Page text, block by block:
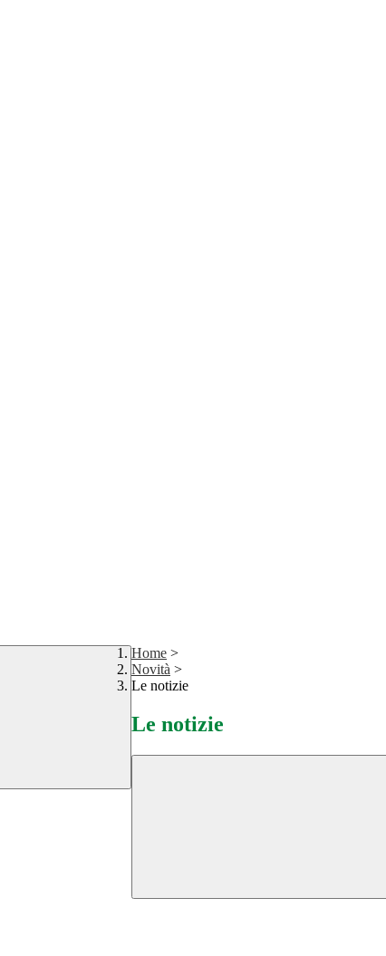
Home >
Novità >
Le notizie
Le notizie